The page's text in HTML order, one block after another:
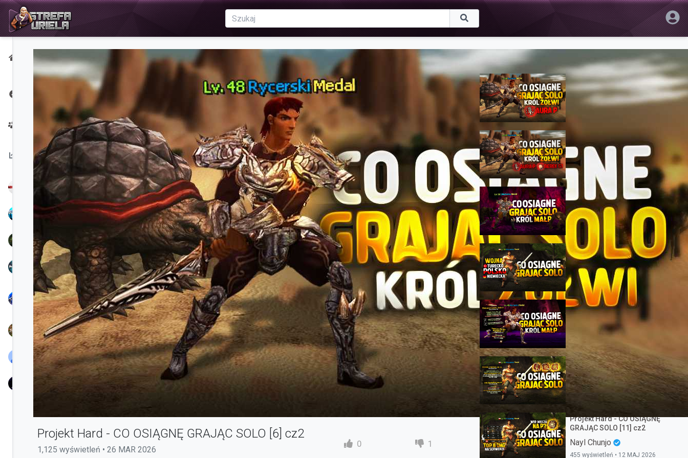
Strona
główna
Twórcy
czasie:
NoPerfect
Bubbex
TreamProduction
KSIONRZE
Nayl
Chunjo
Speedy
BlassYaaTV
nowak
Projekt Hard - CO OSIĄGNĘ GRAJĄC SOLO [6] cz2
1,125 wyświetleń • 26 MAR 2026
0 1
Proponowane
Projekt Hard - CO OSIĄGNĘ
GRAJĄC SOLO [7] cz2
Nayl Chunjo
Projekt Hard - CO OSIĄGNĘ
GRAJĄC SOLO [8] cz2
Nayl Chunjo
992 wyświetleń • 10 KWI 2026
Projekt Hard - CO OSIĄGNĘ
GRAJĄC SOLO [3] [cz2]
Nayl Chunjo
747 wyświetleń • 13 MAR 2026
Projekt Hard - CO OSIĄGNĘ
GRAJĄC SOLO [9] cz2
Nayl Chunjo
743 wyświetleń • 29 KWI 2026
Projekt Hard - CO OSIĄGNĘ
GRAJĄC SOLO [5] cz2
Nayl Chunjo
Projekt Hard - CO OSIĄGNĘ
GRAJĄC SOLO [14] cz2
Nayl Chunjo
646 wyświetleń • 16 MAJ 2026
Projekt Hard - CO OSIĄGNĘ
GRAJĄC SOLO [11] cz2
Nayl Chunjo
455 wyświetleń • 12 MAJ 2026